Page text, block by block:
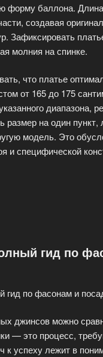
форму баллона.
создавая
Зафиксировать
молния на спинке.
что платье
от 165 до 175
диапазона,
размер на один пункт,
модель. Это
и специфической
гид по
гид по фасонам и
джинсов можно
— это процесс,
к успеху лежит в